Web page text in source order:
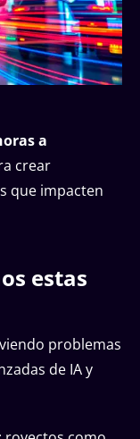
a
crear
que impacten
estas
problemas
de IA y